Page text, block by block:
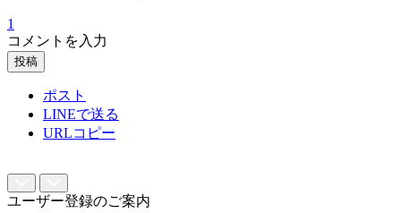
1
コメントを入力
投稿
ポスト
LINEで送る
URLコピー
ユーザー登録のご案内